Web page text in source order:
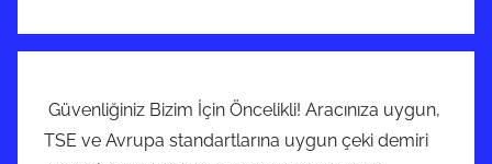
Güvenliğiniz Bizim İçin Öncelikli! Aracınıza uygun,
TSE ve Avrupa standartlarına uygun çeki demiri